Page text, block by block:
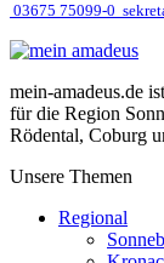
03675 75099-0
mein-amadeus.de
für die Region
Rödental, Coburg
Unsere Themen
Regional